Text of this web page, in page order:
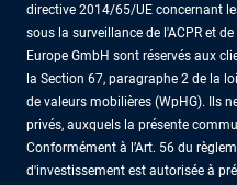
directive 2014/65/UE concernant
sous la surveillance de l'ACPR et
Europe GmbH sont réservés aux
la Section 67, paragraphe 2 de la
de valeurs mobilières (WpHG). Ils
privés, auxquels la présente
Conformément à l’Art. 56 du
d'investissement est autorisée à